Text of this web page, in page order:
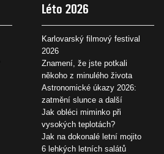
Léto 2026
Karlovarský filmový festival
2026
Znamení, že jste potkali
někoho z minulého života
Astronomické úkazy 2026:
zatmění slunce a další
Jak obléci miminko při
vysokých teplotách?
Jak na dokonalé letní mojito
6 lehkých letních salátů